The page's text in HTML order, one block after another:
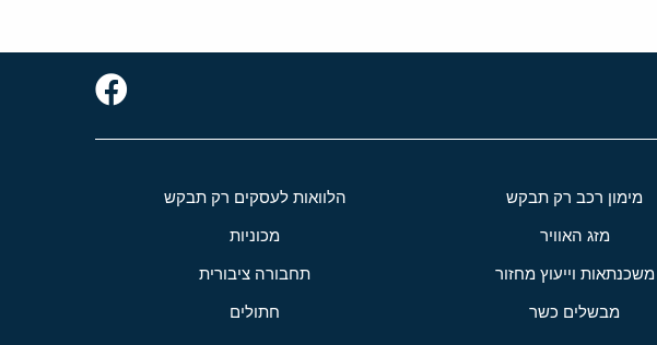
מימון רכב רק תבקש הלוואות לעסקים רק תבקש
מזג האוויר מכוניות
משכנתאות וייעוץ מחזור תחבורה ציבורית
מבשלים כשר חתולים